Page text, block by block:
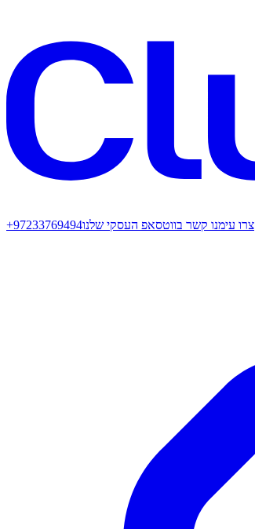
+97233769494צרו עימנו קשר בווטסאפ העסקי שלנו